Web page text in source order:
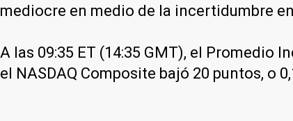
mediocre en medio de la incertidumbre
A las 09:35 ET (14:35 GMT), el Promedio
el NASDAQ Composite bajó 20 puntos, o